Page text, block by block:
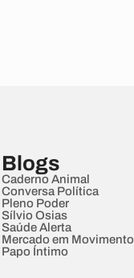
Blogs
Caderno Animal
Conversa Política
Pleno Poder
Sílvio Osias
Saúde Alerta
Mercado em Movimento
Papo Íntimo